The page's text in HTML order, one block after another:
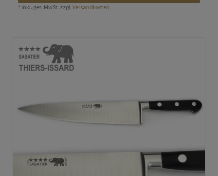
* inkl. ges. MwSt. zzgl.Versandkosten